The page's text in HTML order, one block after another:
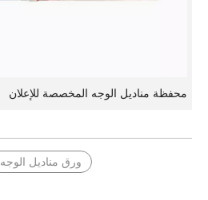
محفظة مناديل الوجه المخصصة للإعلان
ورق مناديل الوجه